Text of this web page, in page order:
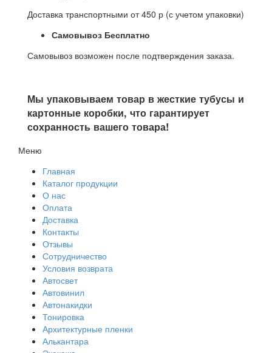
Доставка транспортными от 450 р (с учетом упаковки)
Самовывоз Бесплатно
Самовывоз возможен после подтверждения заказа.
Мы упаковываем товар в жесткие тубусы и
картонные коробки, что гарантирует
сохранность вашего товара!
Меню
Главная
Каталог продукции
О нас
Оплата
Доставка
Контакты
Отзывы
Сотрудничество
Условия возврата
Автосвет
Автовинил
Автонакидки
Тонировка
Архитектурные пленки
Алькантара